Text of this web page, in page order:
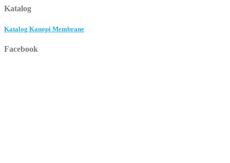
Katalog
Katalog Kanopi Membrane
Facebook